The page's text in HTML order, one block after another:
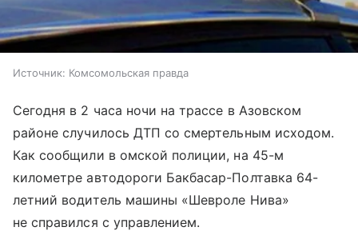
Источник: Комсомольская правда
Сегодня в 2 часа ночи на трассе в Азовском
районе случилось ДТП со смертельным исходом.
Как сообщили в омской полиции, на 45-м
километре автодороги Бакбасар-Полтавка 64-
летний водитель машины «Шевроле Нива»
не справился с управлением.